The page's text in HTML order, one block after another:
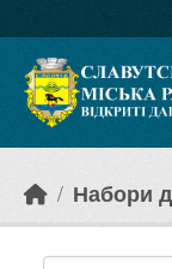
Набори